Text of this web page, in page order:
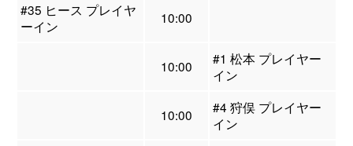
#35 ヒース プレイヤ
ーイン
10:00
10:00
#1 松本 プレイヤー
イン
10:00
#4 狩俣 プレイヤー
イン